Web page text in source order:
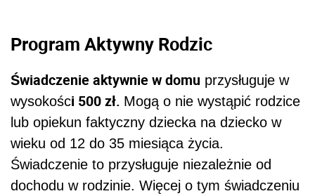
Program Aktywny Rodzic
Świadczenie aktywnie w domu przysługuje w
wysokości 500 zł. Mogą o nie wystąpić rodzice
lub opiekun faktyczny dziecka na dziecko w
wieku od 12 do 35 miesiąca życia.
Świadczenie to przysługuje niezależnie od
dochodu w rodzinie. Więcej o tym świadczeniu